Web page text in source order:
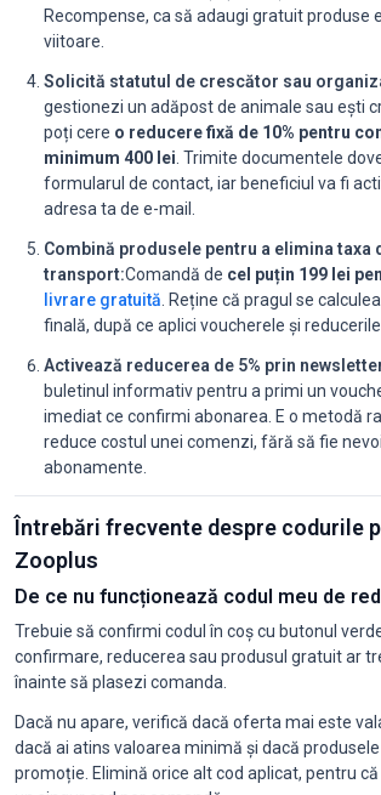
Recompense, ca să adaugi gratuit produse
viitoare.
Solicită statutul de crescător sau
gestionezi un adăpost de animale sau ești
poți cere o reducere fixă de 10% pentru
minimum 400 lei . Trimite documentele
formularul de contact, iar beneficiul va fi
adresa ta de e-mail.
Combină produsele pentru a elimina taxa
transport:Comandă de cel puțin 199 lei
livrare gratuită . Reține că pragul se
finală, după ce aplici voucherele și reducerile.
Activează reducerea de 5% prin
buletinul informativ pentru a primi un
imediat ce confirmi abonarea. E o metodă
reduce costul unei comenzi, fără să fie
abonamente.
Întrebări frecvente despre codurile
Zooplus
De ce nu funcționează codul meu de
Trebuie să confirmi codul în coș cu butonul
confirmare, reducerea sau produsul gratuit ar
înainte să plasezi comanda.
Dacă nu apare, verifică dacă oferta mai este
dacă ai atins valoarea minimă și dacă
promoție. Elimină orice alt cod aplicat, pentru